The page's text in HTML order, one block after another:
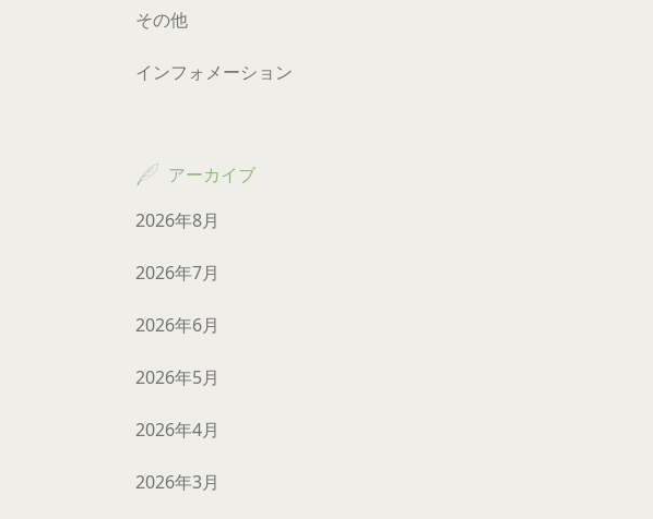
その他
インフォメーション
アーカイブ
2026年8月
2026年7月
2026年6月
2026年5月
2026年4月
2026年3月